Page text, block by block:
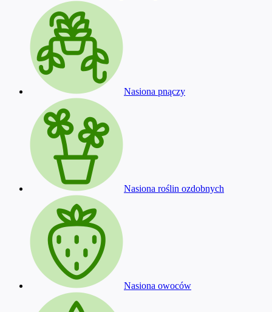
Nasiona pnączy
Nasiona roślin ozdobnych
Nasiona owoców